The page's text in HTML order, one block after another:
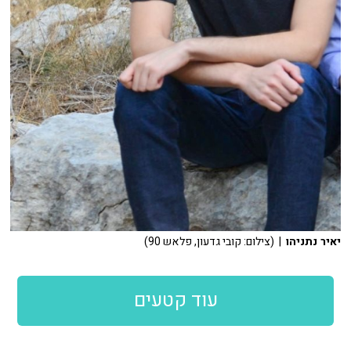
יאיר נתניהו | (צילום: קובי גדעון, פלאש 90)
עוד קטעים